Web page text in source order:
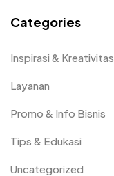
Categories
Inspirasi & Kreativitas
Layanan
Promo & Info Bisnis
Tips & Edukasi
Uncategorized